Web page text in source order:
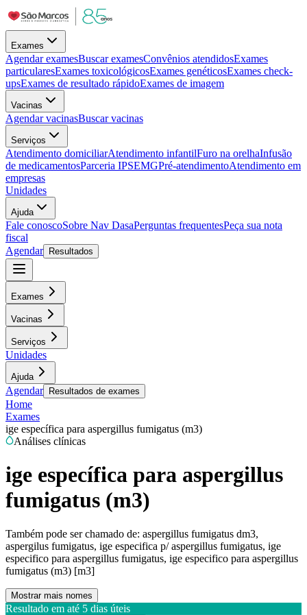
Exames
Agendar examesBuscar examesConvênios atendidosExames
particularesExames toxicológicosExames genéticosExames check-
upsExames de resultado rápidoExames de imagem
Vacinas
Agendar vacinasBuscar vacinas
Serviços
Atendimento domiciliarAtendimento infantilFuro na orelhaInfusão
de medicamentosParceria IPSEMGPré-atendimentoAtendimento em
empresas
Unidades
Ajuda
Fale conoscoSobre Nav DasaPerguntas frequentesPeça sua nota
fiscal
Agendar
Resultados
Exames
Vacinas
Serviços
Unidades
Ajuda
Agendar Resultados de exames
Home
Exames
ige específica para aspergillus fumigatus (m3)
Análises clínicas
ige específica para aspergillus
fumigatus (m3)
Também pode ser chamado de: aspergillus fumigatus dm3,
aspergilus fumigatus, ige especifica p/ aspergillus fumigatus, ige
especifico para aspergillus fumigatus, ige especifico para aspergillus
fumigatus (m3) [m3]
Mostrar mais nomes
Resultado em até 5 dias úteis